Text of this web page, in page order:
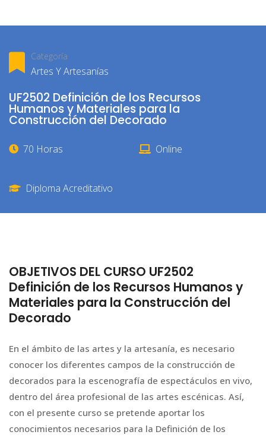
Categoría
Artes Y Artesanías
UF2502 Definición de los Recursos
Humanos y Materiales para la
Construcción del Decorado
70 Horas Online
Diploma Acreditativo
OBJETIVOS DEL CURSO UF2502
Definición de los Recursos Humanos y
Materiales para la Construcción del
Decorado
En el ámbito de las artes y la artesanía, es necesario
conocer los diferentes campos de la construcción de
decorados para la escenografía de espectáculos en vivo,
dentro del área profesional de las artes escénicas. Así,
con el presente curso se pretende aportar los
conocimientos necesarios para la Definición de los